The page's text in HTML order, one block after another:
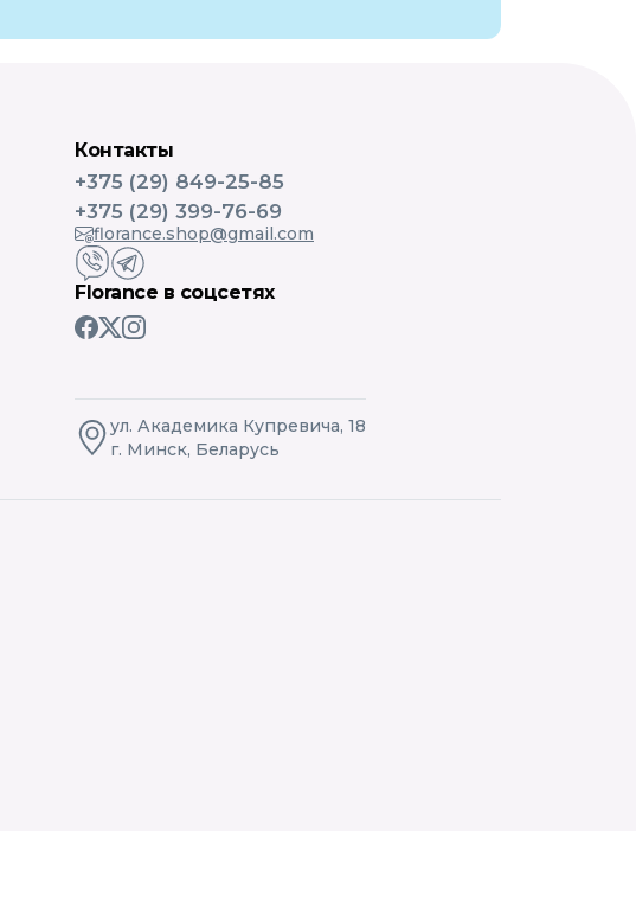
Контакты
+375 (29) 849-25-85
+375 (29) 399-76-69
florance.shop@gmail.com
Florance в соцсетях
ул. Академика Купревича, 18
г. Минск, Беларусь